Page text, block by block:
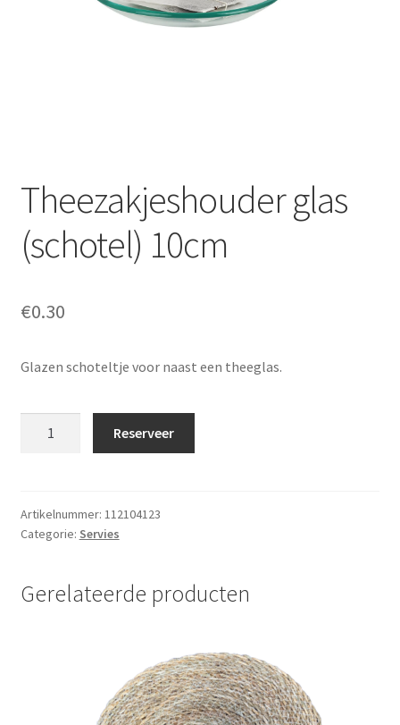
Theezakjeshouder glas
(schotel) 10cm
€0.30
Glazen schoteltje voor naast een theeglas.
aantal
Reserveer
Artikelnummer: 112104123
Categorie: Servies
Gerelateerde producten